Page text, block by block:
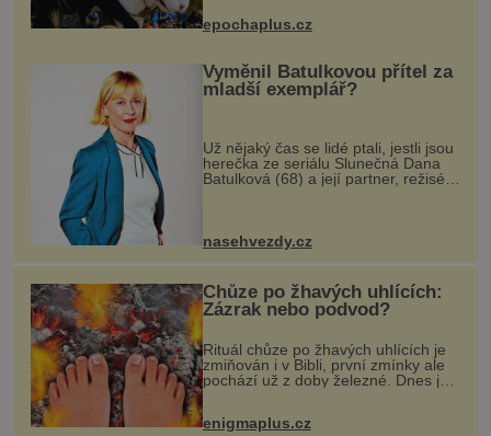
jásají a snaží se je chytit. Naštěstí už
nejde o živá zvířata, ale
epochaplus.cz
Vyměnil Batulkovou přítel za
mladší exemplář?
Už nějaký čas se lidé ptali, jestli jsou
herečka ze seriálu Slunečná Dana
Batulková (68) a její partner, režisér
nasehvezdy.cz
Chůze po žhavých uhlících:
Zázrak nebo podvod?
Rituál chůze po žhavých uhlících je
zmiňován i v Bibli, první zmínky ale
pochází už z doby železné. Dnes je
využíván nejrůznějšími šamany k
nalezení spirituální síly či vnitřního
klidu. Jak funguje a
enigmaplus.cz